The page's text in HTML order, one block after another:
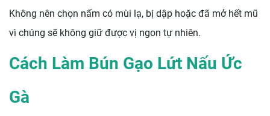
Không nên chọn nấm có mùi lạ, bị dập hoặc đã mở hết mũ
vì chúng sẽ không giữ được vị ngon tự nhiên.
Cách Làm Bún Gạo Lứt Nấu Ức
Gà